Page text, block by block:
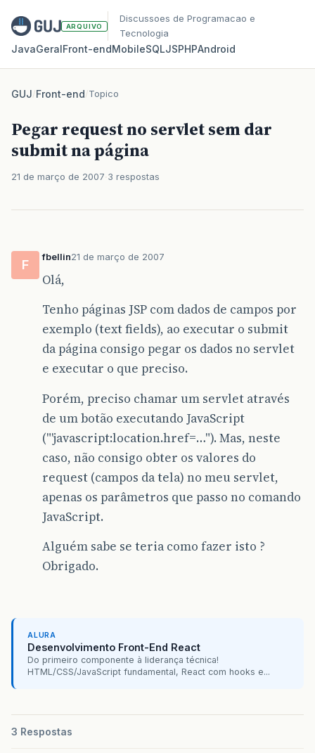
ARQUIVO
Discussoes de Programacao e
Tecnologia
JavaGeralFront‑endMobileSQLJSPHPAndroid
GUJ/Front-end/Topico
Pegar request no servlet sem dar
submit na página
21 de março de 2007 3 respostas
F
fbellin21 de março de 2007
Olá,
Tenho páginas JSP com dados de campos por
exemplo (text fields), ao executar o submit
da página consigo pegar os dados no servlet
e executar o que preciso.
Porém, preciso chamar um servlet através
de um botão executando JavaScript
("'javascript:location.href=…"). Mas, neste
caso, não consigo obter os valores do
request (campos da tela) no meu servlet,
apenas os parâmetros que passo no comando
JavaScript.
Alguém sabe se teria como fazer isto ?
Obrigado.
ALURA
Desenvolvimento Front-End React
Do primeiro componente à liderança técnica!
HTML/CSS/JavaScript fundamental, React com hooks e...
3 Respostas